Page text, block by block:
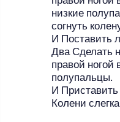
низкие
согнуть
И Поставить
Два Сделать
правой ногой
полупальцы.
И Приставить
Колени